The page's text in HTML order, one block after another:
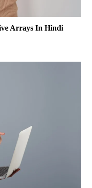
Arrays In Hindi